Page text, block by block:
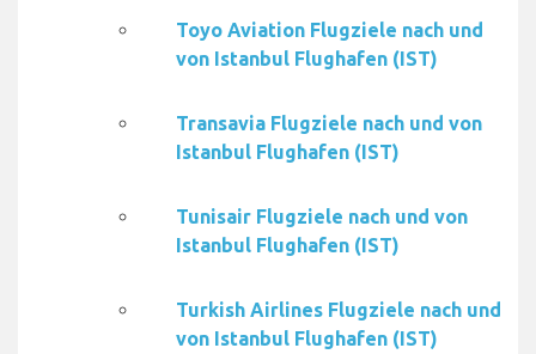
Toyo Aviation Flugziele nach und
von Istanbul Flughafen (IST)
Transavia Flugziele nach und von
Istanbul Flughafen (IST)
Tunisair Flugziele nach und von
Istanbul Flughafen (IST)
Turkish Airlines Flugziele nach und
von Istanbul Flughafen (IST)